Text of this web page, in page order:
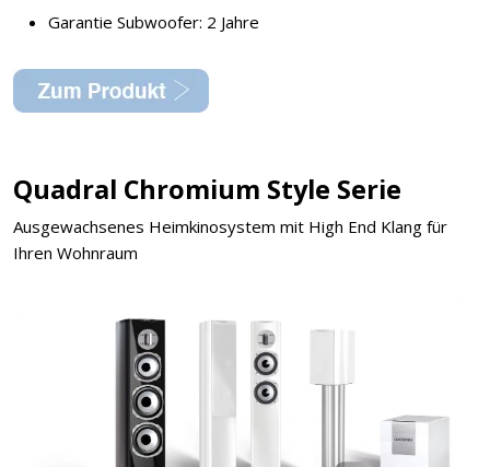
Garantie Subwoofer: 2 Jahre
Quadral Chromium Style Serie
Ausgewachsenes Heimkinosystem mit High End Klang für
Ihren Wohnraum